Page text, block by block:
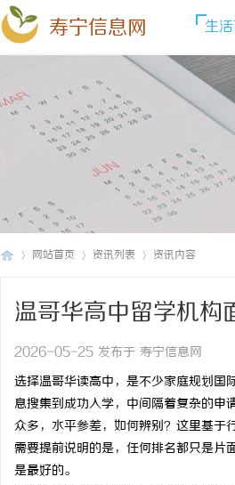
寿宁信息网 生
网站首页 资讯列表 资讯内容
温哥华高中留学机构
2026-05-25 发布于 寿宁信息网
选择温哥华读高中，是不少家庭规划国
息搜集到成功入学，中间隔着复杂的申
众多，水平参差，如何辨别？这里基于
需要提前说明的是，任何排名都只是片
是最好的。